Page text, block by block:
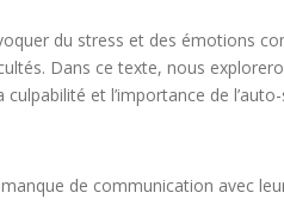
du stress et des émotions
Dans ce texte, nous
et l’importance de
de communication avec